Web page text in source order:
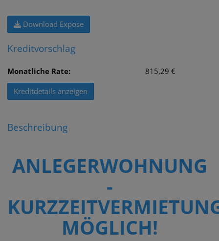
Download Expose
Kreditvorschlag
Monatliche Rate: 815,29 €
Kreditdetails anzeigen
Beschreibung
ANLEGERWOHNUNG
-
MÖGLICH!